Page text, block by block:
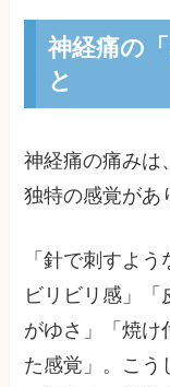
神経痛の
と
神経痛の痛みは
独特の感覚があ
「針で刺すよ
ビリビリ感」「
がゆさ」「焼け
た感覚」。こう